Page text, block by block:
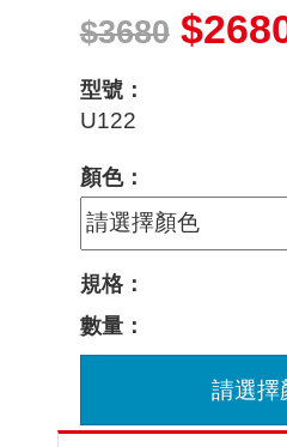
$3680
型號：
U122
顏色：
規格：
數量：
請選擇